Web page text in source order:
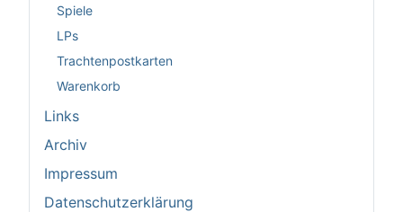
Spiele
LPs
Trachtenpostkarten
Warenkorb
Links
Archiv
Impressum
Datenschutzerklärung